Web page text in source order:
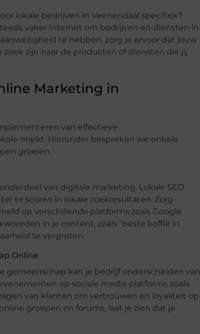
lokale bedrijven in Veenendaal specifiek?
vaker internet om bedrijven en diensten in
te hebben, zorg je ervoor dat jouw
zijn naar de producten of diensten die jij
Marketing in
van effectieve
markt. Hieronder bespreken we enkele
groeien.
van digitale marketing. Lokale SEO
te scoren in lokale zoekresultaten. Zorg
op verschillende platforms zoals Google
in je content, zoals “beste koffie in
te vergroten.
Online
gemeenschap kan je bedrijf onderscheiden van
op sociale media platforms zoals
van klanten om vertrouwen en loyaliteit op
groepen en forums, laat je zien dat je